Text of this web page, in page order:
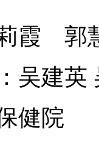
郭
建英
健院